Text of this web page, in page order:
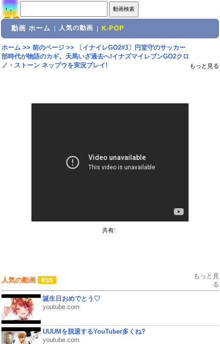
動画 ホーム 人気の動画 K-POP
ホーム>> 前のページ>>
〔イナイレGO2#3〕円堂守のサッカー
部時代が物語のカギ。天馬いざ過去へ!イナズマイレブンGO2クロ
ノ・ストーン ネップウを実況プレイ!
もっと見る
共有:
人気の動画
もっと見
る
誕生日おめでとう♡
youtube.com
UUUMを脱退するYouTuber多くね?
youtube.com